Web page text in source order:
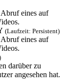
eines auf
(Laufzeit: Persistent)
eines auf
darüber zu
angesehen hat.